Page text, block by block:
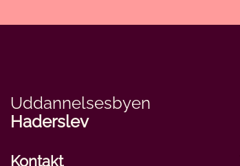
Uddannelsesbyen
Haderslev
Kontakt